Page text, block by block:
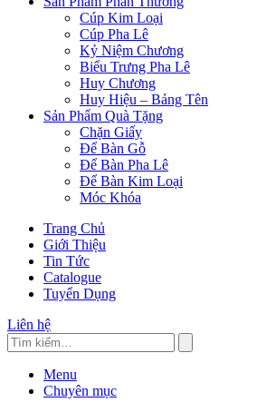
Cúp Kim Loại
Cúp Pha Lê
Kỷ Niệm Chương
Biểu Trưng Pha Lê
Huy Chương
Huy Hiệu – Bảng Tên
Sản Phẩm Quà Tặng
Chặn Giấy
Để Bàn Gỗ
Để Bàn Pha Lê
Để Bàn Kim Loại
Móc Khóa
Trang Chủ
Giới Thiệu
Tin Tức
Catalogue
Tuyển Dụng
Liên hệ
Menu
Chuyên mục